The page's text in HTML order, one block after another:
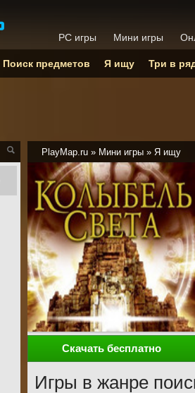
PlayMap.ru » Мини игры » Я ищу
Скачать бесплатно
Игры в жанре
PC игры Мини игры
Поиск предметов Я ищу Три в